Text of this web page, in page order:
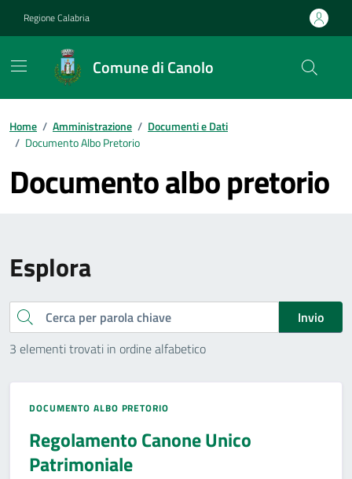
Regione Calabria
Comune di Canolo
Home / Amministrazione / Documenti e Dati
/ Documento Albo Pretorio
Documento albo pretorio
Esplora
Cerca
Invio
3 elementi trovati in ordine alfabetico
DOCUMENTO ALBO PRETORIO
Regolamento Canone Unico
Patrimoniale